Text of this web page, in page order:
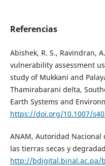
Referencias
Abishek, R. S., Ravindran,
vulnerability assessment
study of Mukkani and
Thamirabarani delta,
Earth Systems and
https://doi.org/10.1007/
ANAM, Autoridad Nacional
las tierras secas y
http://bdigital.binal.ac.pa/